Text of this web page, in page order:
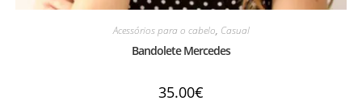
Acessórios para o cabelo, Casual
Bandolete Mercedes
35.00€